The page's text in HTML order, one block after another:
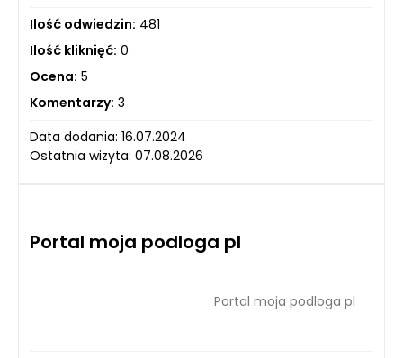
Ilość odwiedzin: 481
Ilość kliknięć: 0
Ocena: 5
Komentarzy: 3
Data dodania: 16.07.2024
Ostatnia wizyta: 07.08.2026
Portal moja podloga pl
Portal moja podloga pl